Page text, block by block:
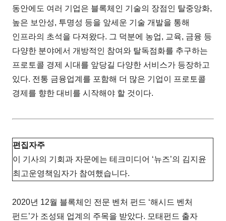
동안에도 여러 기업은 블록체인 기술의 장점인 탈중앙화,
높은 보안성, 투명성 등을 앞세운 기술 개발을 통해
인프라의 초석을 다져왔다. 그 덕분에 농업, 교육, 금융 등
다양한 분야에서 개방적인 참여와 탈독점화를 추구하는
프로토콜 경제 시대를 앞당길 다양한 서비스가 등장하고
있다. 전통 금융업계를 포함해 더 많은 기업이 프로토콜
경제를 향한 대비를 시작해야 할 것이다.
편집자주
이 기사의 기회과 자문에는 테크미디어 ‘뉴즈’의 김지윤
최고운영책임자가 참여했습니다.
2020년 12월 블록체인 전문 벤처 펀드 ‘해시드 벤처
펀드’가 조성돼 업계의 주목을 받았다. 모태펀드 출자